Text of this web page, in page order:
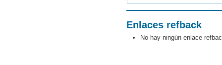
Enlaces refback
No hay ningún enlace